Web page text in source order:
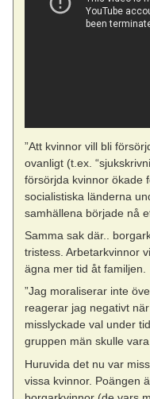
”Att kvinnor vill bli
ovanligt (t.ex.
försörjda kvinnor ökade
socialistiska länderna
samhällena började nå
Samma sak där..
tristess. Arbetarkvinnor
ägna mer tid åt familjen.
”Jag moraliserar inte
reagerar jag negativt
misslyckade val under
gruppen män skulle
Huruvida det nu var
vissa kvinnor. Poängen